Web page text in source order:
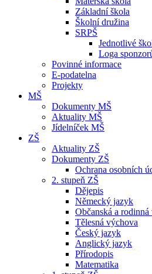
Základní škola
Školní družina
SRPŠ
Jednotlivé
Loga
Povinné informace
E-podatelna
Projekty
MŠ
Dokumenty MŠ
Aktuality MŠ
Jídelníček MŠ
ZŠ
Aktuality ZŠ
Dokumenty ZŠ
Ochrana osobních
2. stupeň ZŠ
Dějepis
Německý jazyk
Občanská a rodinná
Tělesná výchova
Český jazyk
Anglický jazyk
Přírodopis
Matematika